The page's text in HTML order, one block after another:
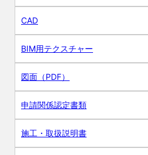
CAD
BIM用テクスチャー
図面（PDF）
申請関係認定書類
施工・取扱説明書